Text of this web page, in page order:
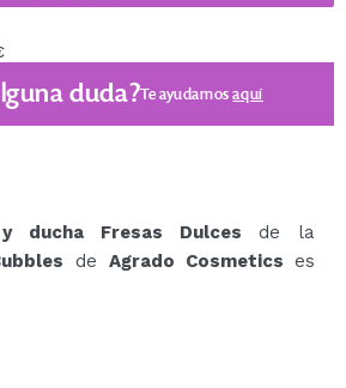
duda?Te ayudamosaquí
ducha Fresas Dulces de la
de Agrado Cosmetics es
muy agradable.